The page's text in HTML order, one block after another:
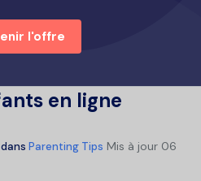
l'offreaux enfants ?
en ligne
dans Parenting Tips Mis à jour 06